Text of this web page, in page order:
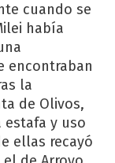
cuando se
había
encontraban
la
de Olivos,
y uso
ellas recayó